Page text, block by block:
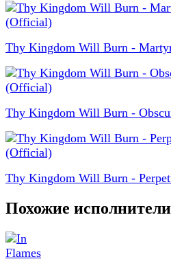
Thy Kingdom Will Burn -
Thy Kingdom Will Burn -
Thy Kingdom Will Burn -
Похожие исполнители